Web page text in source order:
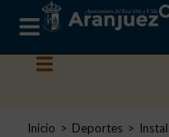
Estás aquí:
Inicio Deportes